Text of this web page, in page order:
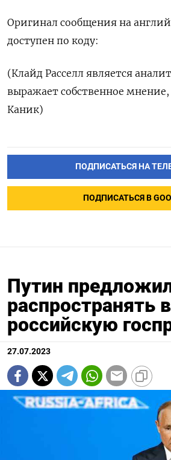
Оригинал сообщения на
доступен по коду:
(Клайд Расселл является
выражает собственное
Каник)
ПОДПИСАТЬСЯ НА
ПОДПИСАТЬСЯ В
Путин
распространять
российскую
27.07.2023